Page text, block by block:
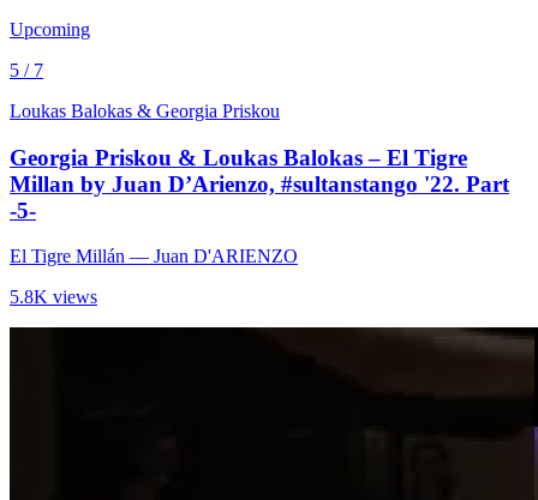
Upcoming
5 / 7
Loukas Balokas & Georgia Priskou
Georgia Priskou & Loukas Balokas – El Tigre
Millan by Juan D’Arienzo, #sultanstango '22. Part
-5-
El Tigre Millán — Juan D'ARIENZO
5.8K views